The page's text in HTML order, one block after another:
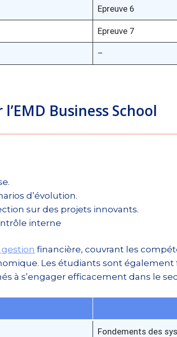
Epreuve 6
Epreuve 7
–
Business School
d’évolution.
sur des projets innovants.
interne
financière, couvrant les
Les étudiants sont
à s’engager efficacement dans le
Fondements des